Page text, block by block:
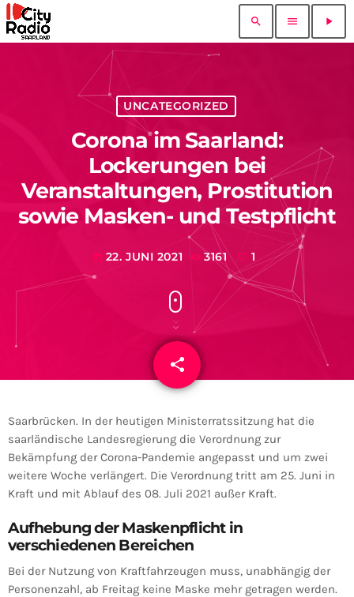
search menu play_arrow
UNCATEGORIZED
Corona im Saarland:
Lockerungen bei
Veranstaltungen, Prostitution
sowie Masken- und Testpflicht
today 22. JUNI 2021 3161 1
share
email
Saarbrücken. In der heutigen Ministerratssitzung hat die
saarländische Landesregierung die Verordnung zur
Bekämpfung der Corona-Pandemie angepasst und um zwei
weitere Woche verlängert. Die Verordnung tritt am 25. Juni in
Kraft und mit Ablauf des 08. Juli 2021 außer Kraft.
Aufhebung der Maskenpflicht in
verschiedenen Bereichen
Bei der Nutzung von Kraftfahrzeugen muss, unabhängig der
Personenzahl, ab Freitag keine Maske mehr getragen werden.